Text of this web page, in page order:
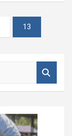
13